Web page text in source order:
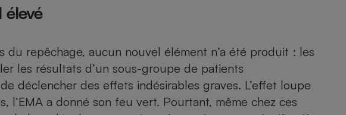
élevé
du repêchage, aucun nouvel élément n’a été produit : les
les résultats d’un sous-groupe de patients
déclencher des effets indésirables graves. L’effet loupe
l’EMA a donné son feu vert. Pourtant, même chez ces
de cuisson à
Smartphone
Climatiseur -
Ventilateur
Lessive